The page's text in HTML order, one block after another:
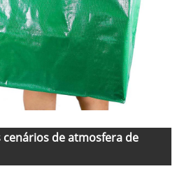
de atmosfera de